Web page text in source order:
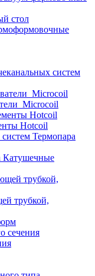
стол
систем
Hotcoil
Термопара
Катушечные
трубкой,
сечения